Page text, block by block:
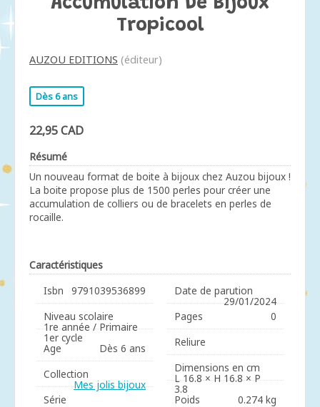
Accumulation De Bijoux
Tropicool
AUZOU EDITIONS (éditeur)
Dès 6 ans
22,95 CAD
Résumé
Un nouveau format de boite à bijoux chez Auzou bijoux !
La boite propose plus de 1500 perles pour créer une
accumulation de colliers ou de bracelets en perles de
rocaille.
Caractéristiques
Isbn
9791039536899
Niveau scolaire
1re année / Primaire
1er cycle
Age
Dès 6 ans
Collection
Mes jolis bijoux
Série
Date de parution
29/01/2024
Pages
0
Reliure
Dimensions en cm
L 16.8 × H 16.8 × P
3.8
Poids 0.274 kg